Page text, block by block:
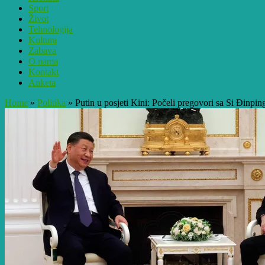
Sport
Život
Tehnologija
Kultura
Zabava
O nama
Kontakt
Anketa
Home » Politika » Putin u posjeti Kini: Počeli pregovori sa Si